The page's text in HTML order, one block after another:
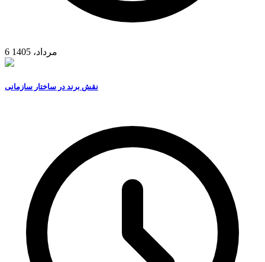
6 مرداد، 1405
نقش برند در ساختار سازمانی